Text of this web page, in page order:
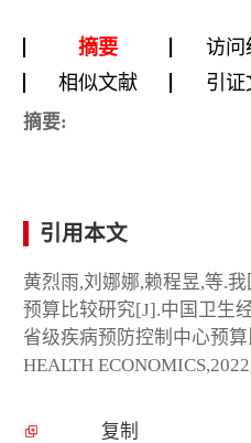
摘要 访问
相似文献
引证
摘要:
引用本文
黄烈雨,刘娜娜,赖程昱,等.
预算比较研究[J].中国卫生
省级疾病预防控制中心预
HEALTH
复制